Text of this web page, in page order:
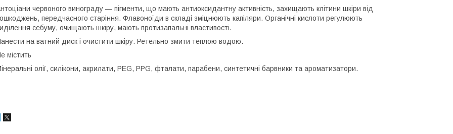
червоного винограду — пігменти, що мають антиоксидантну активність, захищають клітини шкіри від
передчасного старіння. Флавоноїди в складі зміцнюють капіляри. Органічні кислоти регулюють
себуму, очищають шкіру, мають протизапальні властивості.
на ватний диск і очистити шкіру. Ретельно змити теплою водою.
містить
олії, силікони, акрилати, PEG, PPG, фталати, парабени, синтетичні барвники та ароматизатори.